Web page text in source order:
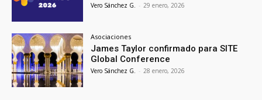
Vero Sánchez G. - 29 enero, 2026
Asociaciones
James Taylor confirmado para SITE
Global Conference
Vero Sánchez G. - 28 enero, 2026